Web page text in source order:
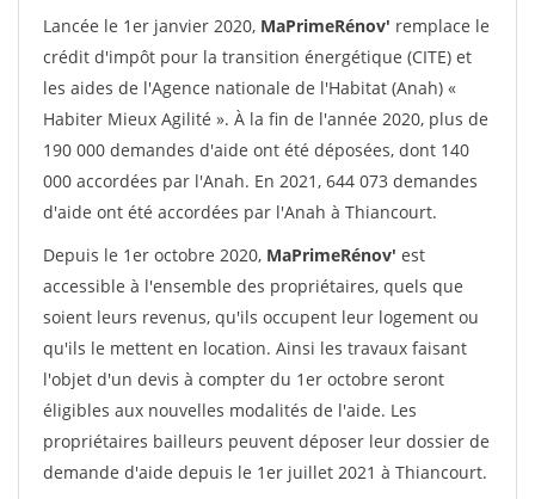
Lancée le 1er janvier 2020, MaPrimeRénov' remplace le
crédit d'impôt pour la transition énergétique (CITE) et
les aides de l'Agence nationale de l'Habitat (Anah) «
Habiter Mieux Agilité ». À la fin de l'année 2020, plus de
190 000 demandes d'aide ont été déposées, dont 140
000 accordées par l'Anah. En 2021, 644 073 demandes
d'aide ont été accordées par l'Anah à Thiancourt.
Depuis le 1er octobre 2020, MaPrimeRénov' est
accessible à l'ensemble des propriétaires, quels que
soient leurs revenus, qu'ils occupent leur logement ou
qu'ils le mettent en location. Ainsi les travaux faisant
l'objet d'un devis à compter du 1er octobre seront
éligibles aux nouvelles modalités de l'aide. Les
propriétaires bailleurs peuvent déposer leur dossier de
demande d'aide depuis le 1er juillet 2021 à Thiancourt.